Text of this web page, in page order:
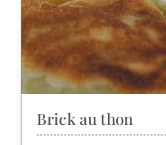
Brick au thon